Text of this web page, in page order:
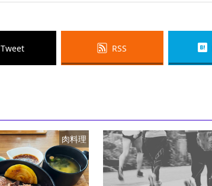
Tweet RSS
肉料理